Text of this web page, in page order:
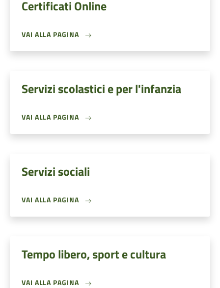
Certificati Online
VAI ALLA PAGINA
Servizi scolastici e per l'infanzia
VAI ALLA PAGINA
Servizi sociali
VAI ALLA PAGINA
Tempo libero, sport e cultura
VAI ALLA PAGINA